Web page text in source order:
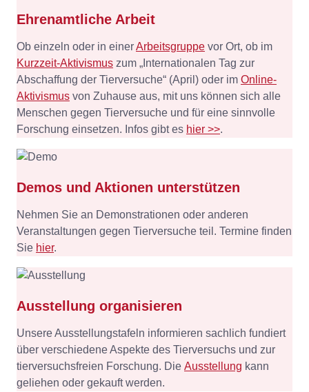
Ehrenamtliche Arbeit
Ob einzeln oder in einerArbeitsgruppe vor Ort, ob im
Kurzzeit-Aktivismus zum „Internationalen Tag zur
Abschaffung der Tierversuche“ (April) oder im Online-
Aktivismus von Zuhause aus, mit uns können sich alle
Menschen gegen Tierversuche und für eine sinnvolle
Forschung einsetzen. Infos gibt es hier >>.
Demos und Aktionen unterstützen
Nehmen Sie an Demonstrationen oder anderen
Veranstaltungen gegen Tierversuche teil. Termine finden
Sie hier.
Ausstellung organisieren
Unsere Ausstellungstafeln informieren sachlich fundiert
über verschiedene Aspekte des Tierversuchs und zur
tierversuchsfreien Forschung. Die Ausstellung kann
geliehen oder gekauft werden.